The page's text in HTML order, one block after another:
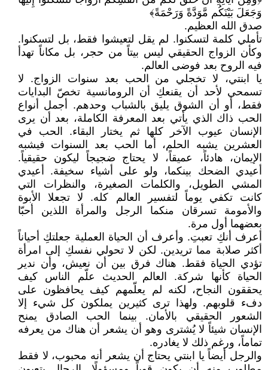
وَجَعَلَ بَيْنَكُم مَّوَدَّةً وَرَحْمَةً﴾
صدق الله العظيم.
تأملي كلمة لتسكنوا. لم يقل لتعيشوا فقط، بل لتسكنوا.
وكأن الزواج الحقيقي ليس بيتاً من حجر، بل مكاناً تهدأ
فيه الروح بعد فوضى العالم.
يا ابنتي، لا تخجلي من الحب بعد سنوات الزواج. لا
تسمحي لأحد أن يقنعكِ أن الرومانسية تخصّ البدايات
فقط، أو أن الشوق يليق بالشباب وحدهم. أجمل أنواع
الحب ذاك الذي يأتي بعد المعرفة الكاملة، بعد أن يرى
الإنسان عيوب الآخر كلها ثم يختار البقاء. الحب في
العشرين يشبه الحلم، أما الحب بعد السنوات فيشبه
الإيمان، هادئاً، عميقاً، لا يحتاج ضجيجاً ليكون حقيقياً.
أعيدي الضحك بينكما، ولو على أشياء سخيفة. أعيدي
المشي الطويل، والكلمات الصغيرة، والنظرات التي
كانت تكفي يوماً لتفسير العالم كله. لا تجعلا الأبوة
والأمومة تسرقان منكما الرجل والمرأة اللذين أحبّا
بعضهما أول مرة.
أعرف أنكِ تعبتِ. وأعرف أن الحياة العملية جعلتكِ أحياناً
أكثر صلابة مما تريدين. لكن لا تحولي نفسكِ إلى امرأة
تؤدي الحياة فقط. هناك فرق بين أن نعيش، وأن ندير
الحياة كأنها شركة. العالم الحديث علّم الناس كيف
يحققون النجاح، لكنه لم يعلّمهم كيف يحافظون على
دفء قلوبهم. ولهذا ترى كثيرين يملكون كل شيء إلا
الشعور الحقيقي بالأمان. بينما الحب الصادق يمنح
الإنسان شيئاً لا يُشترى وهو أن يشعر أن هناك من يعرفه
تماماً، ورغم ذلك لا يغادره.
والرجل أيضاً يا ابنتي يحتاج أن يشعر أنه محبوب، لا فقط